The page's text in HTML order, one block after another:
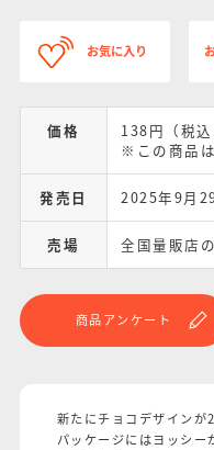
お気に入り
価格
138円（税込
※この商品
発売日 2025年9月
売場 全国量販店
商品アンケート
新たにチョコデザインが
パッケージにはヨッシ